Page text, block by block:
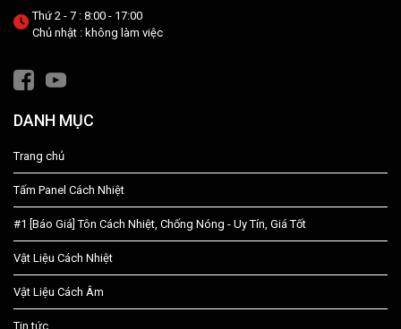
Thứ 2 - 7 : 8:00 - 17:00
Chủ nhật : không làm việc
DANH MỤC
Trang chủ
Tấm Panel Cách Nhiệt
#1 [Báo Giá] Tôn Cách Nhiệt, Chống Nóng - Uy Tín, Giá Tốt
Vật Liệu Cách Nhiệt
Vật Liệu Cách Âm
Tin tức